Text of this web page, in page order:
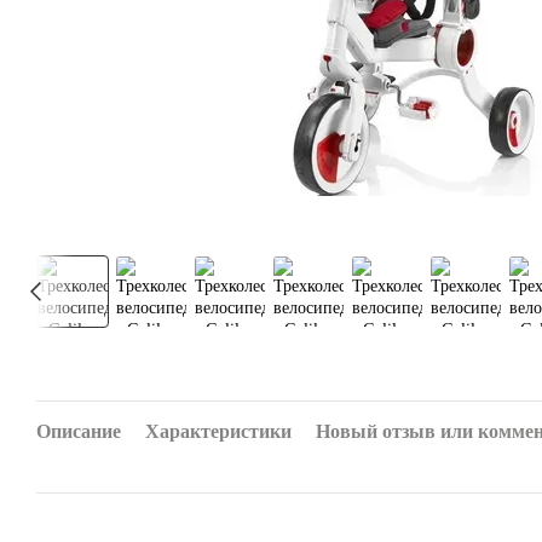
Описание Характеристики Новый отзыв или